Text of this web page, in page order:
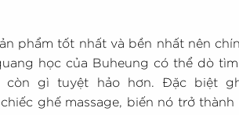
phẩm tốt nhất và bền nhất nên
học của Buheung có thể dò
gì tuyệt hảo hơn. Đặc biệt
ghế massage, biến nó trở